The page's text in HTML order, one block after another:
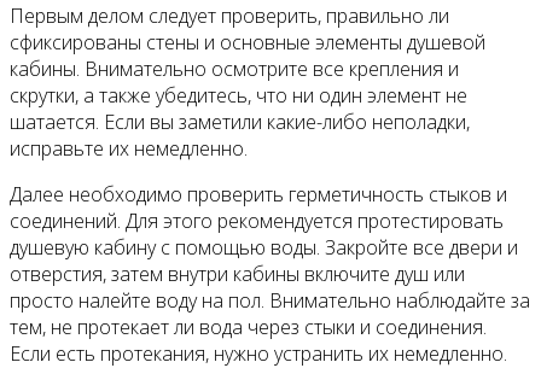
Первым делом следует проверить, правильно ли
сфиксированы стены и основные элементы душевой
кабины. Внимательно осмотрите все крепления и
скрутки, а также убедитесь, что ни один элемент не
шатается. Если вы заметили какие-либо неполадки,
исправьте их немедленно.
Далее необходимо проверить герметичность стыков и
соединений. Для этого рекомендуется протестировать
душевую кабину с помощью воды. Закройте все двери и
отверстия, затем внутри кабины включите душ или
просто налейте воду на пол. Внимательно наблюдайте за
тем, не протекает ли вода через стыки и соединения.
Если есть протекания, нужно устранить их немедленно.